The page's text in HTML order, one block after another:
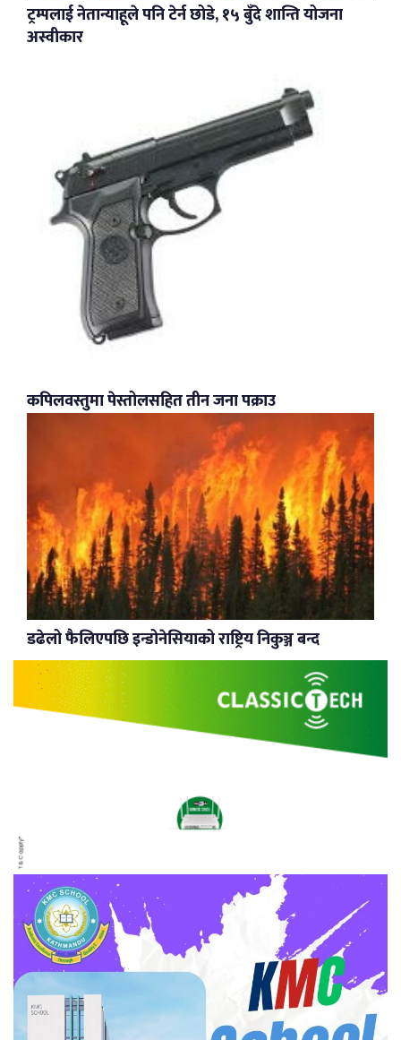
ट्रम्पलाई नेतान्याहूले पनि टेर्न छोडे, १५ बुँदे शान्ति योजना
अस्वीकार
कपिलवस्तुमा पेस्तोलसहित तीन जना पक्राउ
डढेलो फैलिएपछि इन्डोनेसियाको राष्ट्रिय निकुञ्ज बन्द